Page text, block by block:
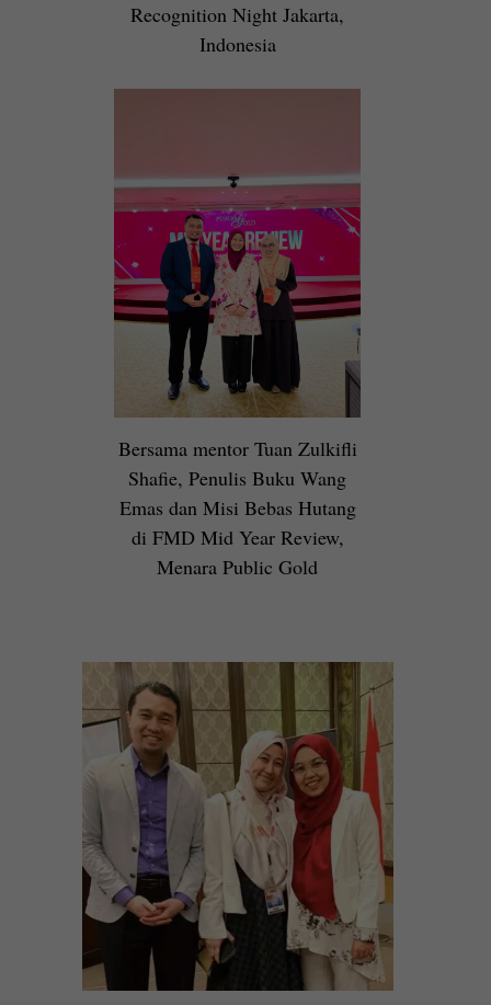
Recognition Night Jakarta,
Indonesia
Bersama mentor Tuan Zulkifli
Shafie, Penulis Buku Wang
Emas dan Misi Bebas Hutang
di FMD Mid Year Review,
Menara Public Gold